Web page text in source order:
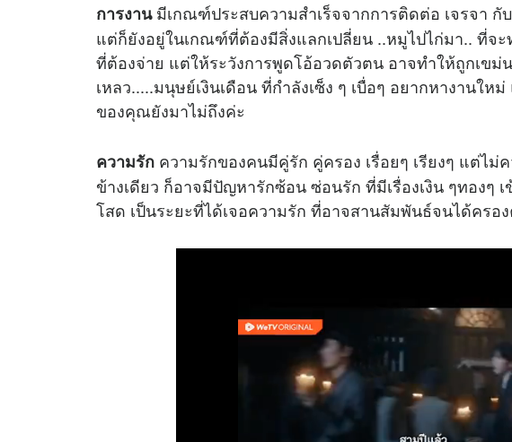
การงานมีเกณฑ์ประสบความสำเร็จจากการติดต่อ เจรจา
แต่ก็ยังอยู่ในเกณฑ์ที่ต้องมีสิ่งแลกเปลี่ยน ..หมูไปไก่มา.. ที่จ
ที่ต้องจ่าย แต่ให้ระวังการพูดโอ้อวดตัวตน อาจทำให้ถูกเขม่
เหลว.....มนุษย์เงินเดือน ที่กำลังเซ็ง ๆ เบื่อๆ อยากหางานใ
ของคุณยังมาไม่ถึงค่ะ
ความรัก ความรักของคนมีคู่รัก คู่ครอง เรื่อยๆ เรียงๆ แต่ไม่
ข้างเดียว ก็อาจมีปัญหารักซ้อน ซ่อนรัก ที่มีเรื่องเงิน ๆทองๆ
โสด เป็นระยะที่ได้เจอความรัก ที่อาจสานสัมพันธ์จนได้ครอ